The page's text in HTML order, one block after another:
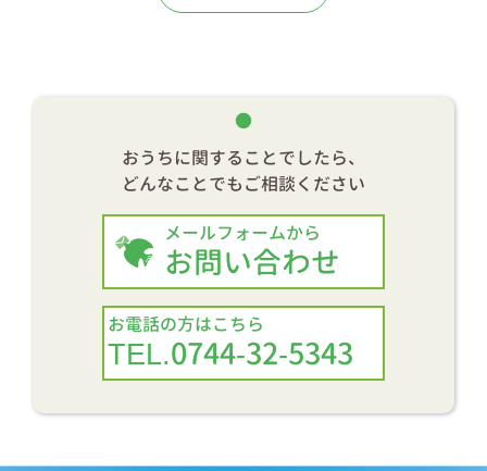
おうちに関することでしたら、
どんなことでもご相談ください
メールフォームから
お問い合わせ
お電話の方はこちら
TEL.0744-32-5343